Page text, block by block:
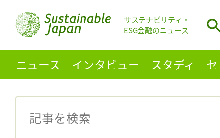
サステナビリティ・
ESG金融のニュース
ニュース インタビュー スタディ